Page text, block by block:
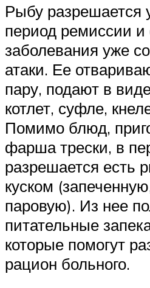
Рыбу разрешается
период ремиссии и
заболевания уже
атаки. Ее
пару, подают в
котлет, суфле,
Помимо блюд,
фарша трески, в
разрешается есть
куском
паровую). Из нее
питательные
которые помогут
рацион больного.